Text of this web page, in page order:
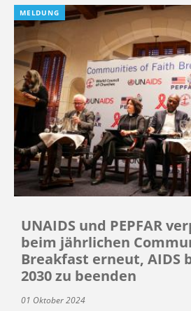
MELDUNG
UNAIDS und PEPFAR
beim jährlichen
Breakfast erneut, AIDS
2030 zu beenden
01 Oktober 2024